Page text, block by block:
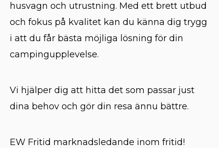
husvagn och utrustning. Med ett brett utbud
och fokus på kvalitet kan du känna dig trygg
i att du får bästa möjliga lösning för din
campingupplevelse.
Vi hjälper dig att hitta det som passar just
dina behov och gör din resa ännu bättre.
EW Fritid marknadsledande inom fritid!